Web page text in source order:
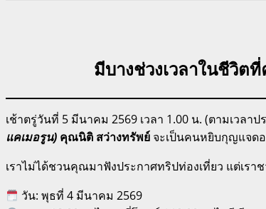
มีบางช่วงเวลาในชีวิต
เช้าตรู่วันที่ 5 มีนาคม 2569 เวลา 1.00 น. (ตามเวลาป
แคเมอรูน) คุณนิติ สว่างทรัพย์ จะเป็นคนหยิบกุญแจด
เราไม่ได้ชวนคุณมาฟังประกาศทริปท่องเที่ยว แต่เร
วัน: พุธที่ 4 มีนาคม 2569